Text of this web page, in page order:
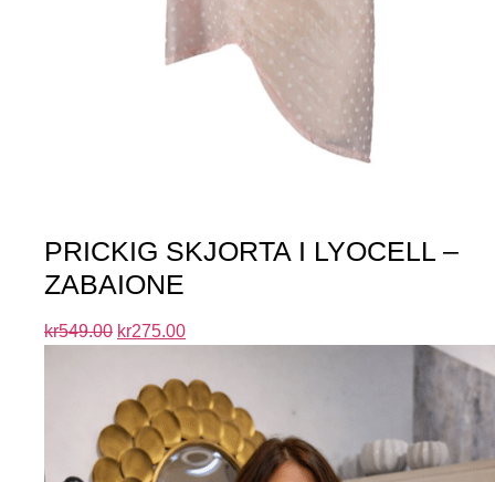
PRICKIG SKJORTA I LYOCELL –
ZABAIONE
kr549.00 kr275.00